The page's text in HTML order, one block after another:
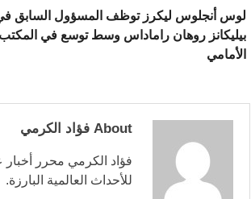
لوس أنجلوس ليكرز توظف المسؤول السابق
بيليكانز روهان راماداس وسط توسع في المكتب
الأمامي
About فؤاد الكرمي
فؤاد الكرمي محرر أخبار
للأحداث العالمية البارزة.